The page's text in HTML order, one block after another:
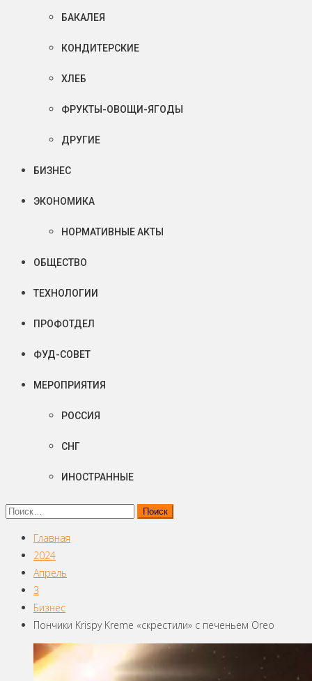
БАКАЛЕЯ
КОНДИТЕРСКИЕ
ХЛЕБ
ФРУКТЫ-ОВОЩИ-ЯГОДЫ
ДРУГИЕ
БИЗНЕС
ЭКОНОМИКА
НОРМАТИВНЫЕ АКТЫ
ОБЩЕСТВО
ТЕХНОЛОГИИ
ПРОФОТДЕЛ
ФУД-СОВЕТ
МЕРОПРИЯТИЯ
РОССИЯ
СНГ
ИНОСТРАННЫЕ
Найти:
Главная
2024
Апрель
3
Бизнес
Пончики Krispy Kreme «скрестили» с печеньем Oreo